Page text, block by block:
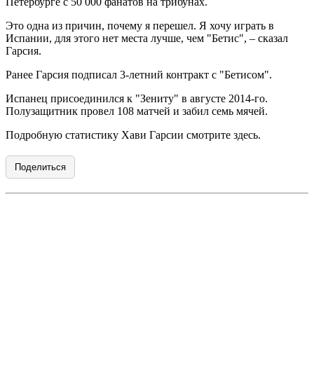
Это одна из причин, почему я перешел. Я хочу играть в
Испании, для этого нет места лучше, чем "Бетис", – сказал
Гарсия.
Ранее Гарсия подписал 3-летний контракт с "Бетисом".
Испанец присоединился к "Зениту" в августе 2014-го.
Полузащитник провел 108 матчей и забил семь мячей.
Подробную статистику Хави Гарсии смотрите здесь.
Поделиться